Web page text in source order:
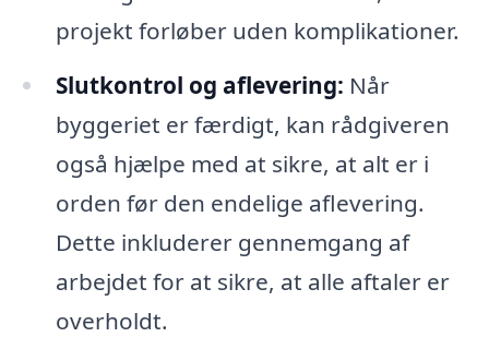
projekt forløber uden komplikationer.
Slutkontrol og aflevering: Når
byggeriet er færdigt, kan rådgiveren
også hjælpe med at sikre, at alt er i
orden før den endelige aflevering.
Dette inkluderer gennemgang af
arbejdet for at sikre, at alle aftaler er
overholdt.